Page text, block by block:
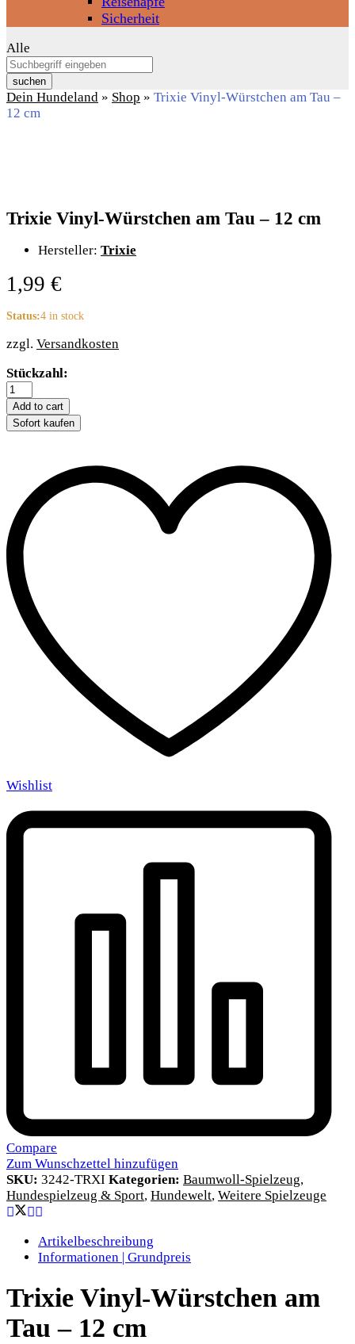
Sicherheit
Alle
suchen
Dein Hundeland » Shop » Trixie Vinyl-Würstchen am Tau –
12 cm
Trixie Vinyl-Würstchen am Tau – 12 cm
Hersteller: Trixie
1,99 €
Status:4 in stock
zzgl. Versandkosten
Trixie
Vinyl-
Würstchen
am
Tau
quantity
Stückzahl:
Add to cart
Sofort kaufen
Wishlist
Compare
Zum Wunschzettel hinzufügen
SKU: 3242-TRXI Kategorien: Baumwoll-Spielzeug,
Hundespielzeug & Sport, Hundewelt, Weitere Spielzeuge
Artikelbeschreibung
Informationen | Grundpreis
Trixie Vinyl-Würstchen am
Tau – 12 cm